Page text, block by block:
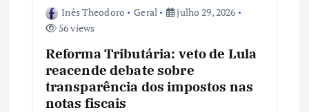
Inês Theodoro Geral
julho 29, 2026
56 views
Reforma Tributária: veto de Lula
reacende debate sobre
transparência dos impostos nas
notas fiscais